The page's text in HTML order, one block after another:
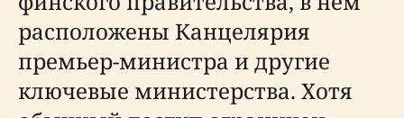
расположены Канцелярия
премьер-министра и другие
ключевые министерства. Хотя